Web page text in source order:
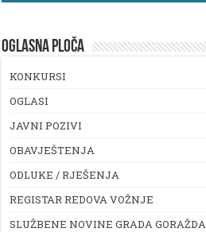
OGLASNA PLOČA
KONKURSI
OGLASI
JAVNI POZIVI
OBAVJEŠTENJA
ODLUKE / RJEŠENJA
REGISTAR REDOVA VOŽNJE
SLUŽBENE NOVINE GRADA GORAŽDA